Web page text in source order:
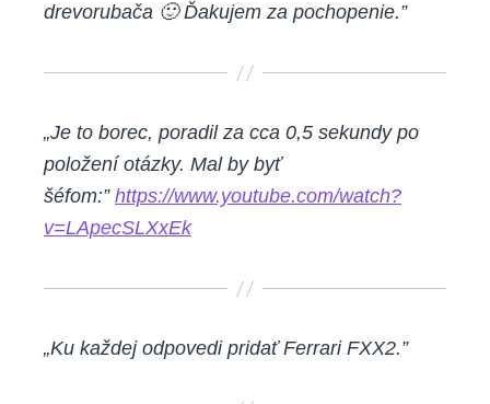
drevorubača 🙂 Ďakujem za pochopenie.”
„Je to borec, poradil za cca 0,5 sekundy po
položení otázky. Mal by byť
šéfom:” https://www.youtube.com/watch?
v=LApecSLXxEk
„Ku každej odpovedi pridať Ferrari FXX2.”